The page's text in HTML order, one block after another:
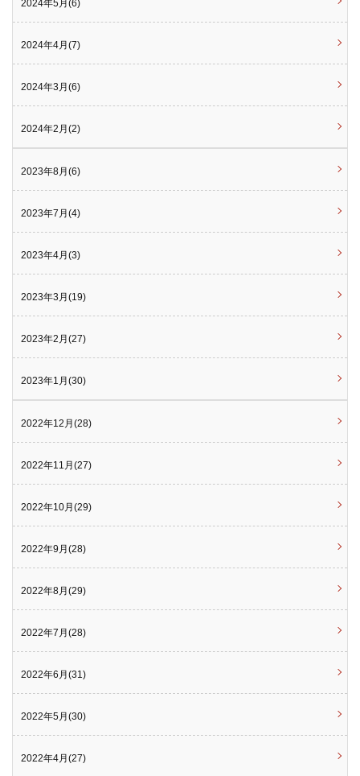
2024年5月(6)
2024年4月(7)
2024年3月(6)
2024年2月(2)
2023年8月(6)
2023年7月(4)
2023年4月(3)
2023年3月(19)
2023年2月(27)
2023年1月(30)
2022年12月(28)
2022年11月(27)
2022年10月(29)
2022年9月(28)
2022年8月(29)
2022年7月(28)
2022年6月(31)
2022年5月(30)
2022年4月(27)